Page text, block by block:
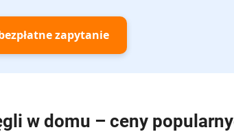
zapytanie
w domu – ceny